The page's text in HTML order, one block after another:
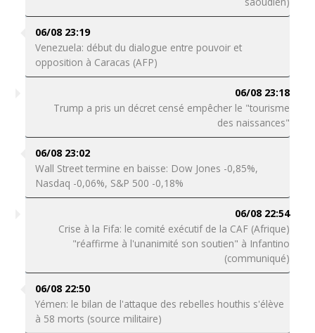
06/08 23:19
Venezuela: début du dialogue entre pouvoir et
opposition à Caracas (AFP)
06/08 23:18
Trump a pris un décret censé empêcher le "tourisme
des naissances"
06/08 23:02
Wall Street termine en baisse: Dow Jones -0,85%,
Nasdaq -0,06%, S&P 500 -0,18%
06/08 22:54
Crise à la Fifa: le comité exécutif de la CAF (Afrique)
"réaffirme à l'unanimité son soutien" à Infantino
(communiqué)
06/08 22:50
Yémen: le bilan de l'attaque des rebelles houthis s'élève
à 58 morts (source militaire)